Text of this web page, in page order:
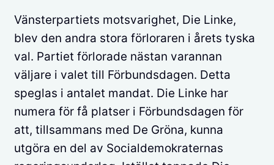
Vänsterpartiets motsvarighet, Die Linke,
blev den andra stora förloraren i årets tyska
val. Partiet förlorade nästan varannan
väljare i valet till Förbundsdagen. Detta
speglas i antalet mandat. Die Linke har
numera för få platser i Förbundsdagen för
att, tillsammans med De Gröna, kunna
utgöra en del av Socialdemokraternas